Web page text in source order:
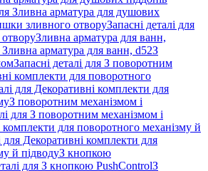
Зливна арматура для душових
зливного отворуЗапасні деталі для
Зливна арматура для ванн,
Зливна арматура для ванн, d52З
Запасні деталі для З поворотним
комплекти для поворотного
для Декоративні комплекти для
З поворотним механізмом і
для З поворотним механізмом і
комплекти для поворотного механізму й
для Декоративні комплекти для
й підводуЗ кнопкою
для З кнопкою PushControlЗ